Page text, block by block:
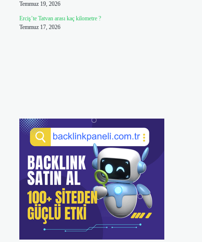
Temmuz 19, 2026
Erciş’te Tatvan arası kaç kilometre ?
Temmuz 17, 2026